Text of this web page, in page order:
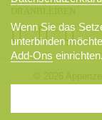
Wenn Sie das
unterbinden
Add-Ons einrichten.